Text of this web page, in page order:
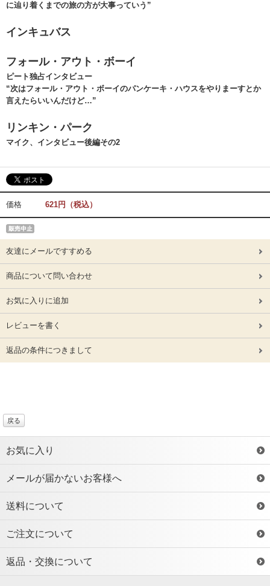
に辿り着くまでの旅の方が大事っていう”
インキュバス
フォール・アウト・ボーイ
ピート独占インタビュー
“次はフォール・アウト・ボーイのパンケーキ・ハウスをやりまーすとか
言えたらいいんだけど…”
リンキン・パーク
マイク、インタビュー後編その2
価格 621円（税込）
友達にメールですすめる
商品について問い合わせ
お気に入りに追加
レビューを書く
返品の条件につきまして
戻る
お気に入り
メールが届かないお客様へ
送料について
ご注文について
返品・交換について